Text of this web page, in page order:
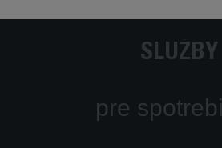
SLUŽBY
pre